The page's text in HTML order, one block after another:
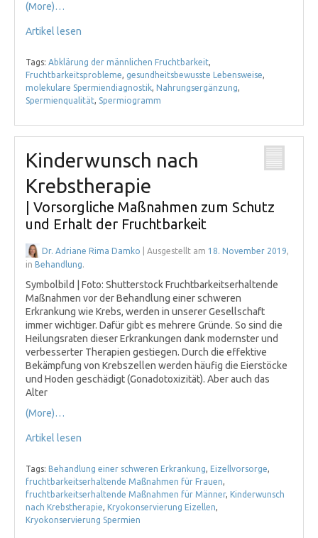
(More)…
Artikel lesen
Tags: Abklärung der männlichen Fruchtbarkeit,
Fruchtbarkeitsprobleme, gesundheitsbewusste Lebensweise,
molekulare Spermiendiagnostik, Nahrungsergänzung,
Spermienqualität, Spermiogramm
Kinderwunsch nach
Krebstherapie
| Vorsorgliche Maßnahmen zum Schutz
und Erhalt der Fruchtbarkeit
Dr. Adriane Rima Damko | Ausgestellt am 18. November 2019,
in Behandlung.
Symbolbild | Foto: Shutterstock Fruchtbarkeitserhaltende
Maßnahmen vor der Behandlung einer schweren
Erkrankung wie Krebs, werden in unserer Gesellschaft
immer wichtiger. Dafür gibt es mehrere Gründe. So sind die
Heilungsraten dieser Erkrankungen dank modernster und
verbesserter Therapien gestiegen. Durch die effektive
Bekämpfung von Krebszellen werden häufig die Eierstöcke
und Hoden geschädigt (Gonadotoxizität). Aber auch das
Alter
(More)…
Artikel lesen
Tags: Behandlung einer schweren Erkrankung, Eizellvorsorge,
fruchtbarkeitserhaltende Maßnahmen für Frauen,
fruchtbarkeitserhaltende Maßnahmen für Männer, Kinderwunsch
nach Krebstherapie, Kryokonservierung Eizellen,
Kryokonservierung Spermien